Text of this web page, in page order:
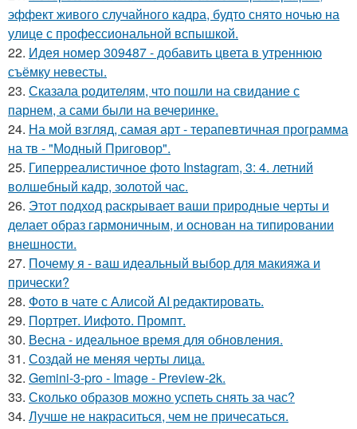
эффект живого случайного кадра, будто снято ночью на
улице с профессиональной вспышкой.
22. Идея номер 309487 - добавить цвета в утреннюю
съёмку невесты.
23. Сказала родителям, что пошли на свидание с
парнем, а сами были на вечеринке.
24. На мой взгляд, самая арт - терапевтичная программа
на тв - "Модный Приговор".
25. Гиперреалистичное фото Instagram, 3: 4. летний
волшебный кадр, золотой час.
26. Этот подход раскрывает ваши природные черты и
делает образ гармоничным, и основан на типировании
внешности.
27. Почему я - ваш идеальный выбор для макияжа и
прически?
28. Фото в чате с Алисой AI редактировать.
29. Портрет. Иифото. Промпт.
30. Весна - идеальное время для обновления.
31. Создай не меняя черты лица.
32. Gemini-3-pro - Image - Preview-2k.
33. Сколько образов можно успеть снять за час?
34. Лучше не накраситься, чем не причесаться.